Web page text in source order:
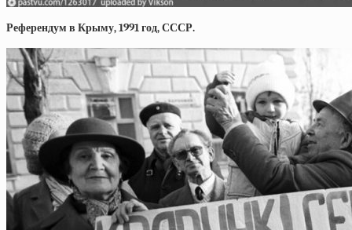
Референдум в Крыму, 1991 год, СССР.